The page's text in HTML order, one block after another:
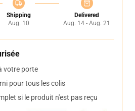
Shipping
Aug. 10
Delivered
Aug. 14 - Aug. 21
votre porte
pour tous les colis
si le produit n'est pas reçu